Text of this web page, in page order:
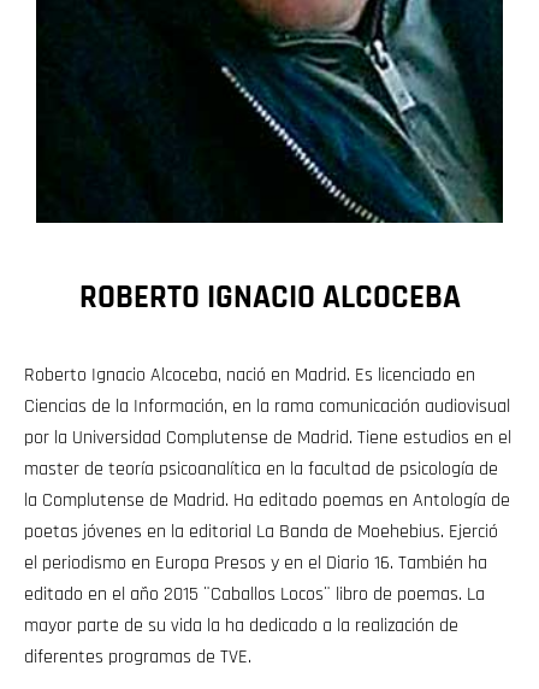
ROBERTO IGNACIO ALCOCEBA
Roberto Ignacio Alcoceba, nació en Madrid. Es licenciado en
Ciencias de la Información, en la rama comunicación audiovisual
por la Universidad Complutense de Madrid. Tiene estudios en el
master de teoría psicoanalítica en la facultad de psicología de
la Complutense de Madrid. Ha editado poemas en Antología de
poetas jóvenes en la editorial La Banda de Moehebius. Ejerció
el periodismo en Europa Presos y en el Diario 16. También ha
editado en el año 2015 ¨Caballos Locos¨ libro de poemas. La
mayor parte de su vida la ha dedicado a la realización de
diferentes programas de TVE.